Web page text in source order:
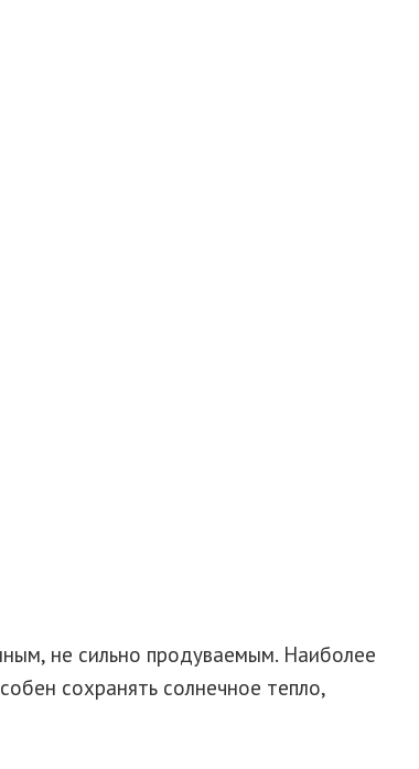
не сильно продуваемым. Наиболее
сохранять солнечное тепло,